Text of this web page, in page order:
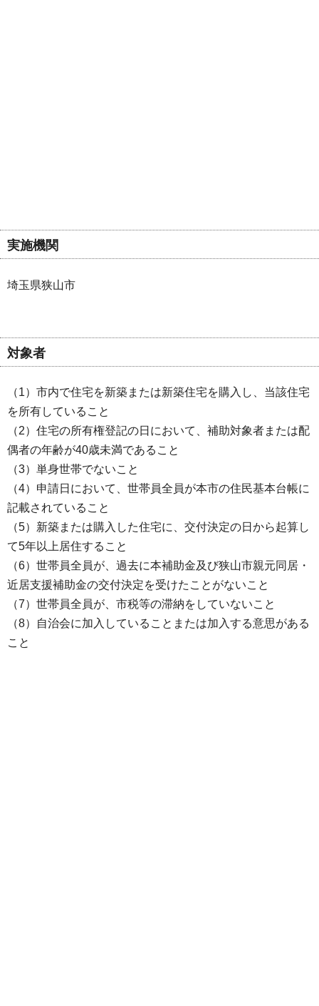
実施機関
埼玉県狭山市
対象者
（1）市内で住宅を新築または新築住宅を購入し、当該住宅
を所有していること
（2）住宅の所有権登記の日において、補助対象者または配
偶者の年齢が40歳未満であること
（3）単身世帯でないこと
（4）申請日において、世帯員全員が本市の住民基本台帳に
記載されていること
（5）新築または購入した住宅に、交付決定の日から起算し
て5年以上居住すること
（6）世帯員全員が、過去に本補助金及び狭山市親元同居・
近居支援補助金の交付決定を受けたことがないこと
（7）世帯員全員が、市税等の滞納をしていないこと
（8）自治会に加入していることまたは加入する意思がある
こと